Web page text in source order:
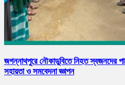
জগন্নাথপুরে নৌকাডুবিতে নিহত স্বজনদের
সহায়তা ও সমবেদনা জ্ঞাপন